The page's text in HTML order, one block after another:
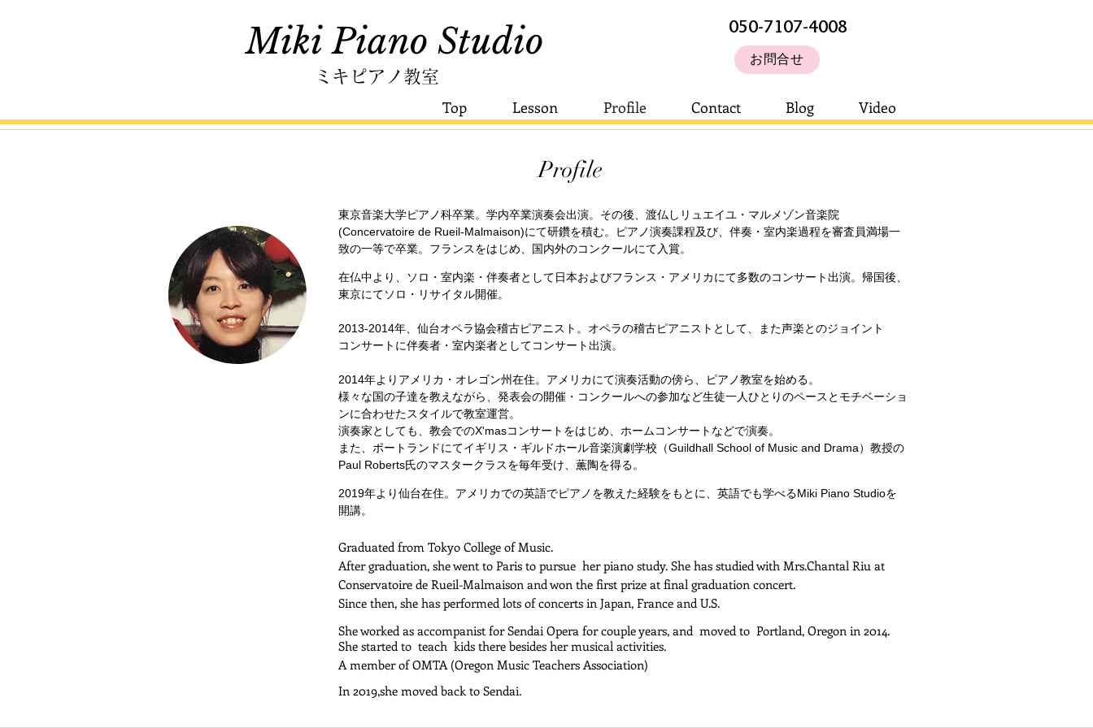
Miki Piano Studio​
ミキピアノ教室
050-7107-4008
お問合せ
Top Lesson Profile Contact Blog Video
Profile
東京音楽大学ピアノ科卒業。学内卒業演奏会出演。その後、渡仏しリュエイユ・マルメゾン音楽院
(Concervatoire de Rueil-Malmaison)にて研鑽を積む。ピアノ演奏課程及び、伴奏・室内楽過程を審査員満場一
致の一等で卒業。フランスをはじめ、国内外のコンクールにて入賞。
在仏中より、ソロ・室内楽・伴奏者として日本およびフランス・アメリカにて多数のコンサート出演。帰国後、
東京にてソロ・リサイタル開催。
2013-2014年、仙台オペラ協会稽古ピアニスト。オペラの稽古ピアニストとして、また声楽とのジョイント
コンサートに伴奏者・室内楽者としてコンサート出演。
2014年よりアメリカ・オレゴン州在住。アメリカにて演奏活動の傍ら、ピアノ教室を始める。
様々 な国の子達を教えながら、発表会の開催・コンクールへの参加など生徒一人ひとりのペースとモチベーショ
ンに合わせたスタイルで教室運営。
演奏家としても、教会でのX'masコンサートをはじめ、ホームコンサートなどで演奏。
​また、ポートランドにてイギリス・ギルドホール音楽演劇学校（Guildhall School of Music and Drama）教授の
Paul Roberts氏のマスタークラスを毎年受け、薫陶を得る。
2019年より仙台在住。アメリカでの英語でピアノを教えた経験をもとに、英語でも学べるMiki Piano Studioを
開講。
Graduated from Tokyo College of Music.
After graduation, she went to Paris to pursue her piano study. She has studied with Mrs.Chantal Riu at
Conservatoire de Rueil-Malmaison and won the first prize at final graduation concert.
Since then, she has performed lots of concerts in Japan, France and U.S.
She worked as accompanist for Sendai Opera for couple years, and moved to Portland, Oregon in 2014.
She started to teach kids there besides her musical activities.
A member of OMTA (Oregon Music Teachers Association)
In 2019,she moved back to Sendai.